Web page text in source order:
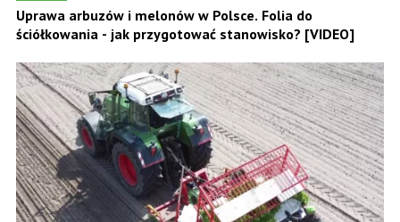
Uprawa arbuzów i melonów w Polsce. Folia do
ściółkowania - jak przygotować stanowisko? [VIDEO]